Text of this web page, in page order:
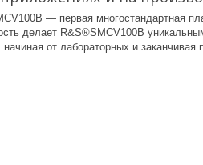
— первая многостандартная
делает R&S®SMCV100B
от лабораторных и заканчивая